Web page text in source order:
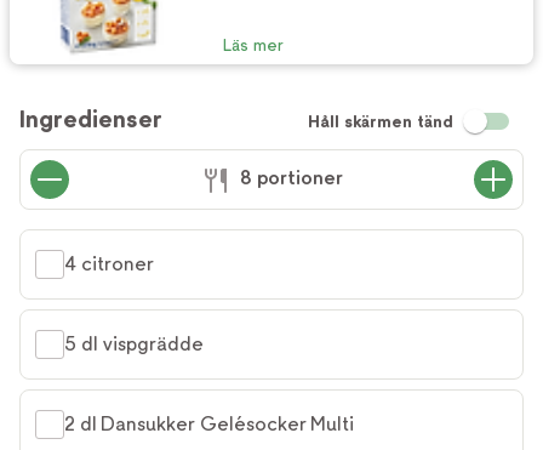
Läs mer
Ingredienser Håll skärmen tänd
8 portioner
4 citroner
5 dl vispgrädde
2 dl Dansukker Gelésocker Multi